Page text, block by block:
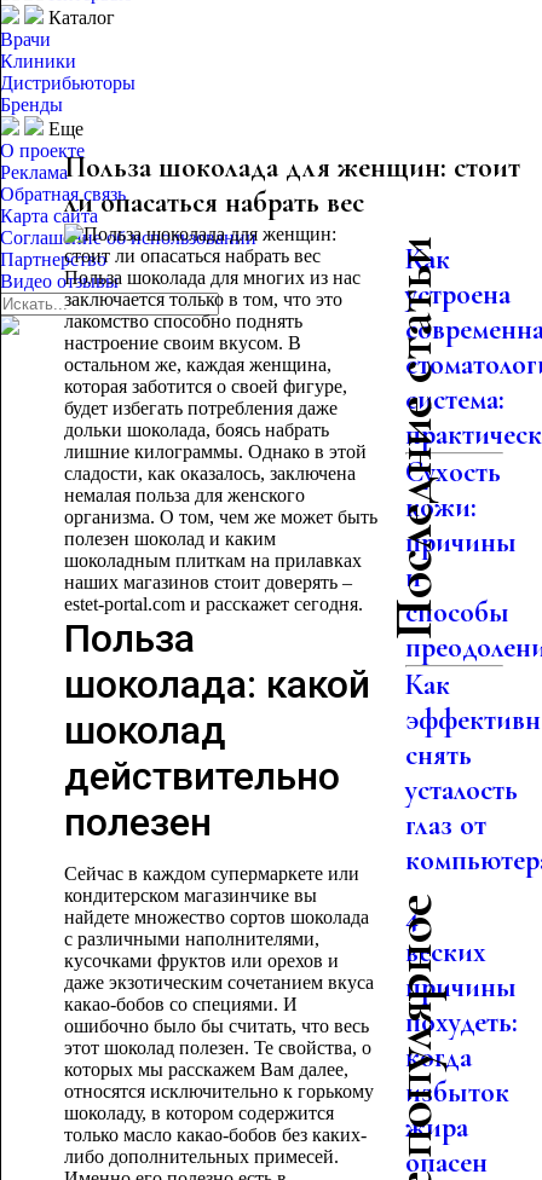
Каталог
Врачи
Клиники
Дистрибьюторы
Бренды
Еще
О проекте
Реклама
Обратная связь
Карта сайта
Соглашение об использовании
Партнерство
Видео отзывы
Польза шоколада для женщин: стоит
ли опасаться набрать вес
Польза шоколада для многих из нас
заключается только в том, что это
лакомство способно поднять
настроение своим вкусом. В
остальном же, каждая женщина,
которая заботится о своей фигуре,
будет избегать потребления даже
дольки шоколада, боясь набрать
лишние килограммы. Однако в этой
сладости, как оказалось, заключена
немалая польза для женского
организма. О том, чем же может быть
полезен шоколад и каким
шоколадным плиткам на прилавках
наших магазинов стоит доверять –
estet-portal.com и расскажет сегодня.
Польза
шоколада: какой
шоколад
действительно
полезен
Сейчас в каждом супермаркете или
кондитерском магазинчике вы
найдете множество сортов шоколада
с различными наполнителями,
кусочками фруктов или орехов и
даже экзотическим сочетанием вкуса
какао-бобов со специями. И
ошибочно было бы считать, что весь
этот шоколад полезен. Те свойства, о
которых мы расскажем Вам далее,
относятся исключительно к горькому
шоколаду, в котором содержится
только масло какао-бобов без каких-
либо дополнительных примесей.
Последние статьи
Как
устроена
система:
Сухость
кожи:
причины
и
способы
Как
снять
усталость
глаз от
4
веских
причины
похудеть:
когда
избыток
жира
опасен